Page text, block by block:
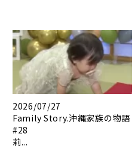
2026/07/27
Family Story.沖縄家族の物語
#28
莉...